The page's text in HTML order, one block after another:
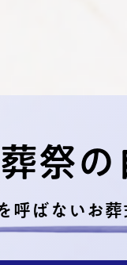
祭
呼ばないお葬